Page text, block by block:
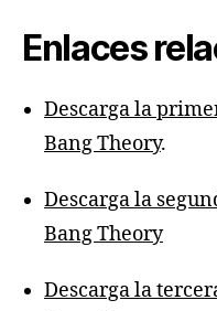
Enlaces
Descarga la
Bang Theory.
Descarga la
Bang Theory
Descarga la